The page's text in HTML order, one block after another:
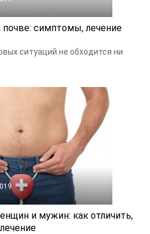
симптомы, лечение
ситуаций не обходится ни
и мужин: как отличить,
лечение